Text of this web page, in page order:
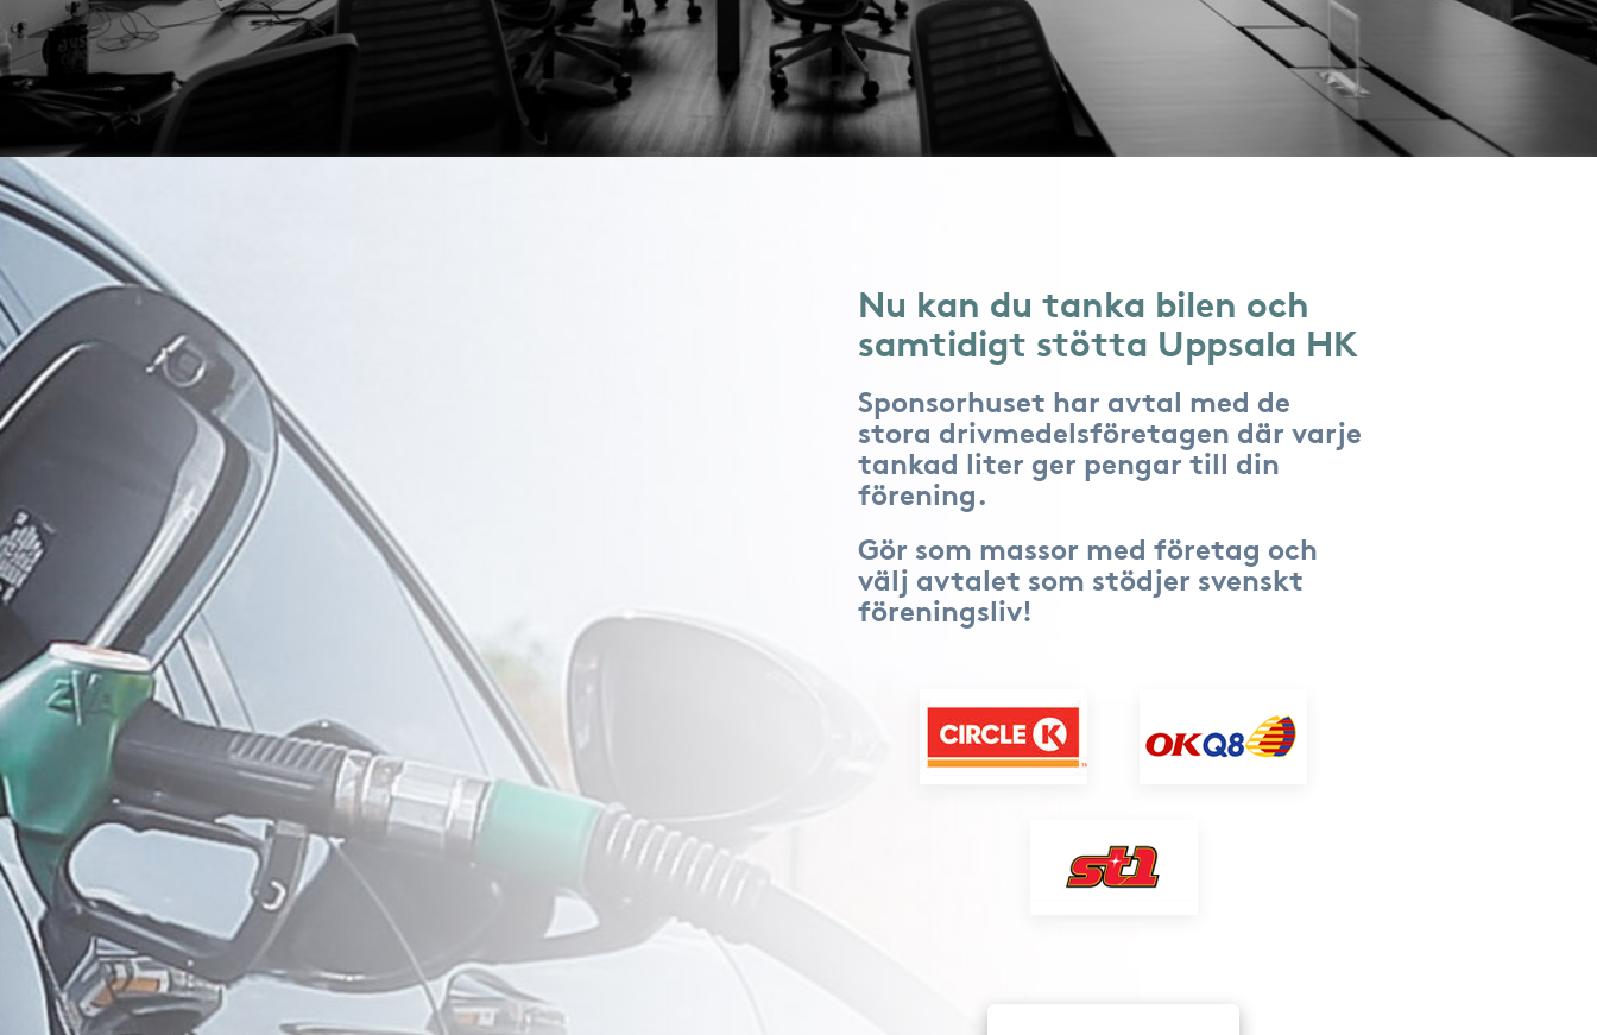
Nu kan du tanka bilen och
samtidigt stötta Uppsala HK
Sponsorhuset har avtal med de
stora drivmedelsföretagen där varje
tankad liter ger pengar till din
förening.
Gör som massor med företag och
välj avtalet som stödjer svenskt
föreningsliv!